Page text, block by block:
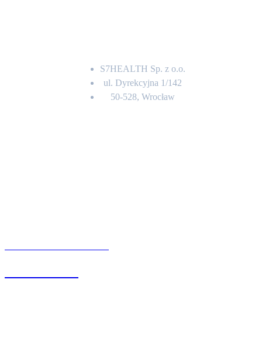
S7HEALTH Sp. z o.o.
ul. Dyrekcyjna 1/142
50-528, Wrocław